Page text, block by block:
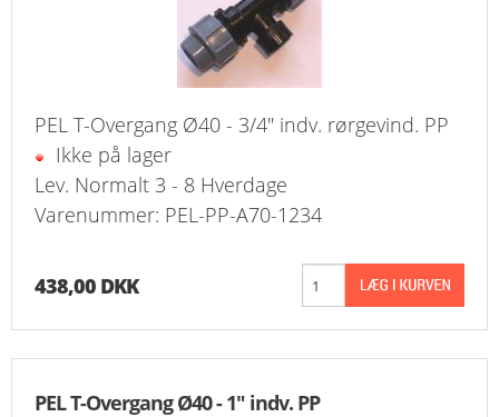
PEL T-Overgang Ø40 - 3/4" indv. rørgevind. PP
Ikke på lager
Lev. Normalt 3 - 8 Hverdage
Varenummer: PEL-PP-A70-1234
438,00 DKK
PEL T-Overgang Ø40 - 1" indv. PP